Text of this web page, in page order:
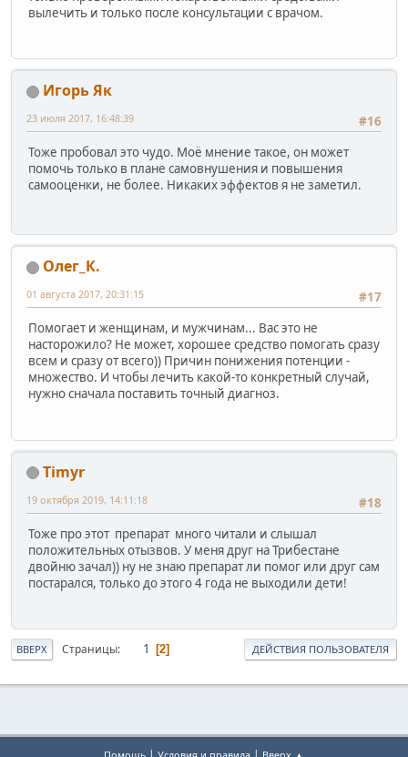
вылечить и только после консультации с врачом.
Игорь Як
#16
23 июля 2017, 16:48:39
Тоже пробовал это чудо. Моё мнение такое, он может
помочь только в плане самовнушения и повышения
самооценки, не более. Никаких эффектов я не заметил.
Олег_К.
#17
01 августа 2017, 20:31:15
Помогает и женщинам, и мужчинам... Вас это не
насторожило? Не может, хорошее средство помогать сразу
всем и сразу от всего)) Причин понижения потенции -
множество. И чтобы лечить какой-то конкретный случай,
нужно сначала поставить точный диагноз.
Timyr
#18
19 октября 2019, 14:11:18
Тоже про этот препарат много читали и слышал
положительных отызвов. У меня друг на Трибестане
двойню зачал)) ну не знаю препарат ли помог или друг сам
постарался, только до этого 4 года не выходили дети!
ВВЕРХ Страницы 1 2 ДЕЙСТВИЯ ПОЛЬЗОВАТЕЛЯ